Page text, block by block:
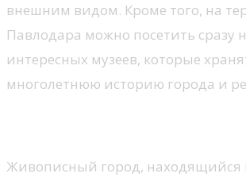
внешним видом. Кроме того, на
Павлодара можно посетить сразу
интересных музеев, которые
многолетнюю историю города и
Живописный город, находящийся